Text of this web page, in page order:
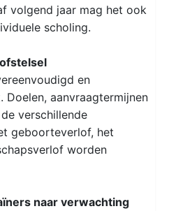
volgend jaar mag het ook
scholing.
en
aanvraagtermijnen
verschillende
geboorteverlof, het
worden
naar verwachting